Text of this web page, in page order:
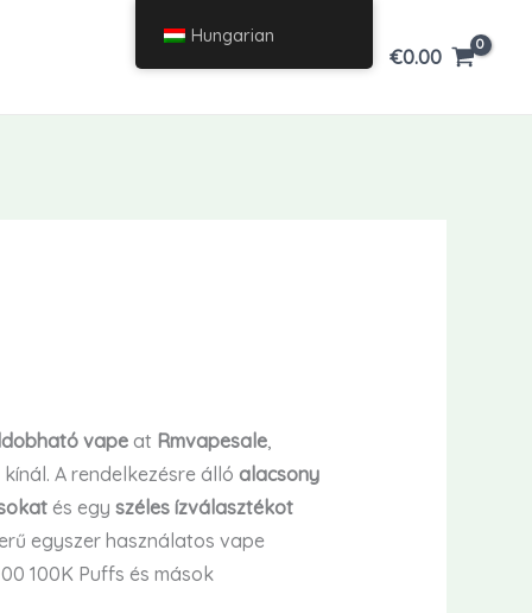
€0.00
vapeat Rmvapesale,
A rendelkezésre álló alacsony
és egy széles ízválasztékot
egyszer használatos vape
100K Puffs és mások
Hungarian